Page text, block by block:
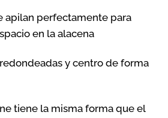
apilan perfectamente para
en la alacena
y centro de forma
tiene la misma forma que el